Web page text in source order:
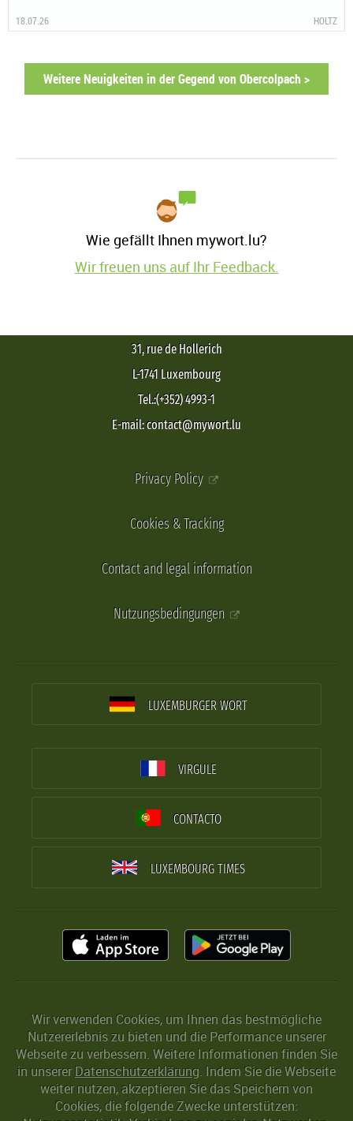
18.07.26 HOLTZ
Weitere Neuigkeiten in der Gegend von Obercolpach >
Wie gefällt Ihnen mywort.lu?
Wir freuen uns auf Ihr Feedback.
31, rue de Hollerich
L-1741 Luxembourg
Tel.:(+352) 4993-1
E-mail: contact@mywort.lu
Privacy Policy
Cookies & Tracking
Contact and legal information
Nutzungsbedingungen
LUXEMBURGER WORT
VIRGULE
CONTACTO
LUXEMBOURG TIMES
Wir verwenden Cookies, um Ihnen das bestmögliche
Nutzererlebnis zu bieten und die Performance unserer
Webseite zu verbessern. Weitere Informationen finden Sie
in unserer Datenschutzerklärung. Indem Sie die Webseite
weiter nutzen, akzeptieren Sie das Speichern von
Cookies, die folgende Zwecke unterstützen: